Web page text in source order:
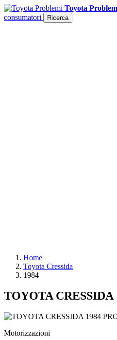
Toyota
consumatori
Ricerca
Home
Toyota Cressida
1984
TOYOTA
Motorizzazioni